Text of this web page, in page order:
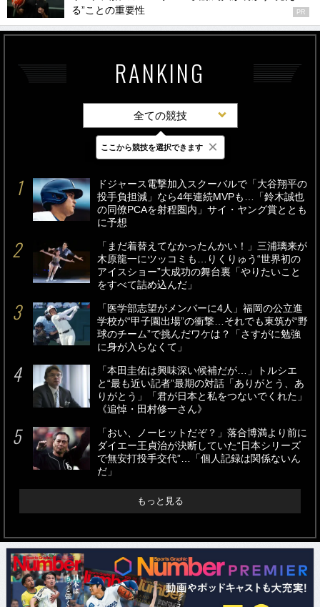
る”ことの重要性
PR
RANKING
全ての競技
最新 24時間 週間
ドジャース電撃加入スクーバルで「大谷翔平の
投手負担減」なら4年連続MVPも…「鈴木誠也
の同僚PCAを射程圏内」サイ・ヤング賞ととも
に予想
「まだ着替えてなかったんかい！」三浦璃来が
木原龍一にツッコミも…りくりゅう“世界初の
アイスショー”大成功の舞台裏「やりたいこと
をすべて詰め込んだ」
「医学部志望がメンバーに4人」福岡の公立進
学校が“甲子園出場”の衝撃…それでも東筑が“野
球のチーム”で挑んだワケは？「さすがに勉強
に身が入らなくて」
「本田圭佑は興味深い候補だが…」トルシエ
と“最も近い記者”最期の対話「ありがとう、あ
りがとう」「君が日本と私をつないでくれた」
《追悼・田村修一さん》
「おい、ノーヒットだぞ？」落合博満より前に
ダイエー王貞治が決断していた“日本シリーズ
で無安打投手交代”…「個人記録は関係ないん
だ」
もっと見る
ここから競技を選択できます ×